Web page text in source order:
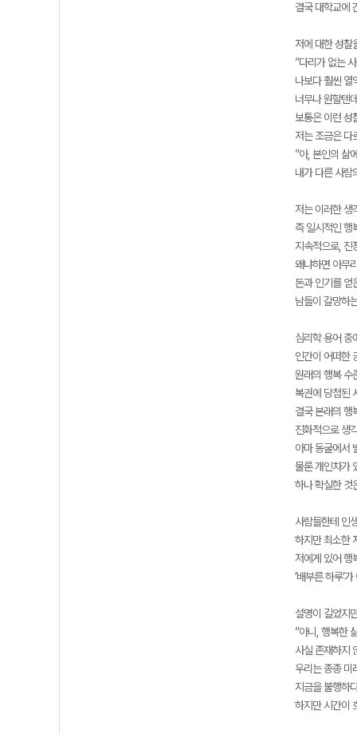
결국 대학교에
저에 대한 성찰
”다리가 없는
나보다 훨씬 열
너무나 원할텐
보통은 이런 성
저는 조금은 다
”아, 본인의 삶
내가 다른 사람
저는 이러한 생
즉 일시적인 행
지속적으로, 진
왜냐하면 아무
돈과 인기를 얻
남들이 갈망하
심리학 용어 중
인간이 어떠한
원래의 행복 수
복권에 당첨된
결국 본래의 행
진화적으로 생
아마 동굴에서
물론 개인차가
하나 확실한 것
사람들한테 인
하지만 최소한
저에게 있어 행
’배부른 하루’
설명이 길었지
”아니, 행복한
사실 존재하지
우리는 종종 미
지금을 불행하
하지만 시간이